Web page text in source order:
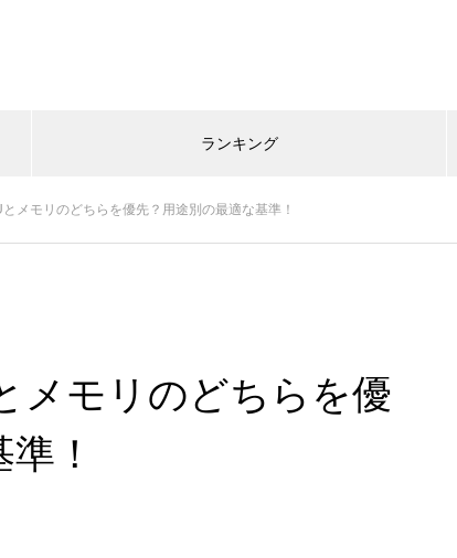
ランキング
メモリのどちらを優先？用途別の最適な基準！
メモリのどちらを優
！